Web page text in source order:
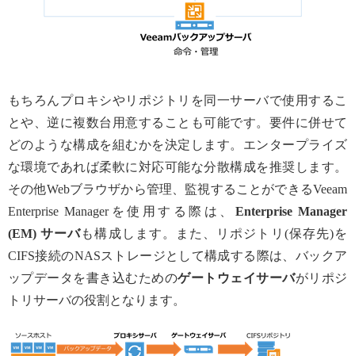
もちろんプロキシやリポジトリを同一サーバで使用するこ
とや、逆に複数台用意することも可能です。要件に併せて
どのような構成を組むかを決定します。エンタープライズ
な環境であれば柔軟に対応可能な分散構成を推奨します。
その他Webブラウザから管理、監視することができるVeeam
Enterprise Managerを使用する際は、 Enterprise Manager
(EM) サーバも構成します。また、リポジトリ(保存先)を
CIFS接続のNASストレージとして構成する際は、バックア
ップデータを書き込むためのゲートウェイサーバがリポジ
トリサーバの役割となります。